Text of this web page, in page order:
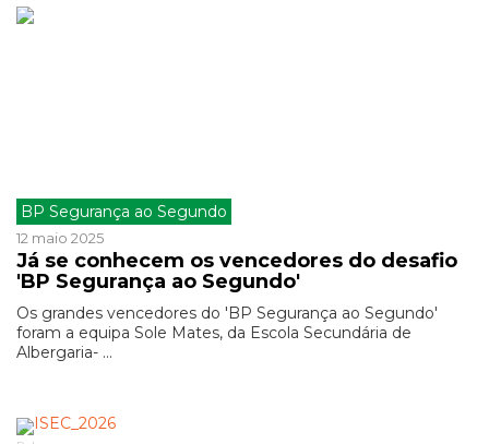
BP Segurança ao Segundo
12 maio 2025
Já se conhecem os vencedores do desafio
'BP Segurança ao Segundo'
Os grandes vencedores do 'BP Segurança ao Segundo'
foram a equipa Sole Mates, da Escola Secundária de
Albergaria- ...